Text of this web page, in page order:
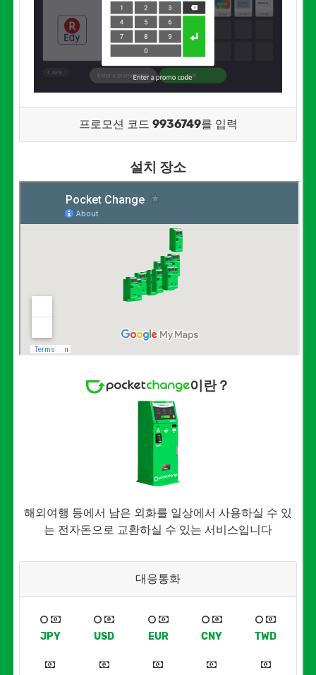
프로모션 코드 9936749를 입력
설치 장소
이란？
해외여행 등에서 남은 외화를 일상에서 사용하실 수 있
는 전자돈으로 교환하실 수 있는 서비스입니다
대응통화
JPY USD EUR CNY TWD